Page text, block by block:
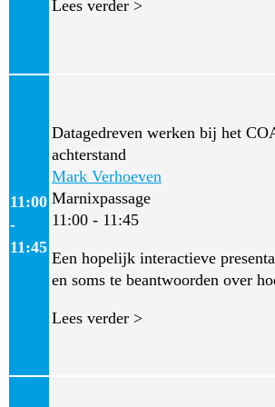
Lees verder >
11:00
-
11:45
Datagedreven werken bij het
achterstand
Mark Verhoeven
Marnixpassage
11:00 - 11:45
Een hopelijk interactieve
en soms te beantwoorden over
Lees verder >